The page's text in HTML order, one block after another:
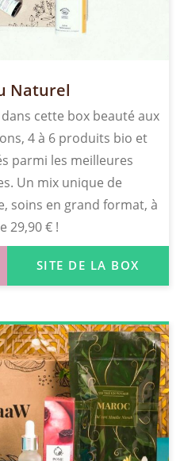
Naturel
cette box beauté aux
4 à 6 produits bio et
parmi les meilleures
Un mix unique de
soins en grand format, à
29,90 € !
SITE DE LA BOX